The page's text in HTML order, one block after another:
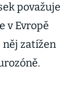
považuje
v Evropě
něj zatížen